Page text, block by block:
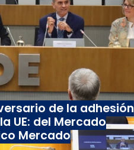
de la adhesión
UE: del Mercado
Mercado